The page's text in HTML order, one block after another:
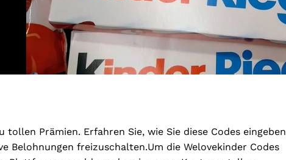
tollen Prämien. Erfahren Sie, wie Sie diese Codes eingeben
Belohnungen freizuschalten.Um die Welovekinder Codes